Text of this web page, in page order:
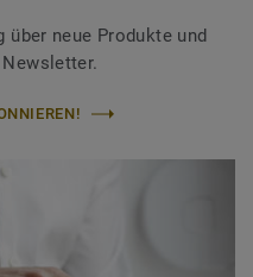
neue Produkte und